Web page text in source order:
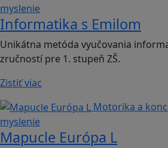
myslenie
Informatika s Emilom
Unikátna metóda vyučovania
zručností pre 1. stupeň ZŠ.
Zistiť viac
Motorika a
myslenie
Mapucle Európa L